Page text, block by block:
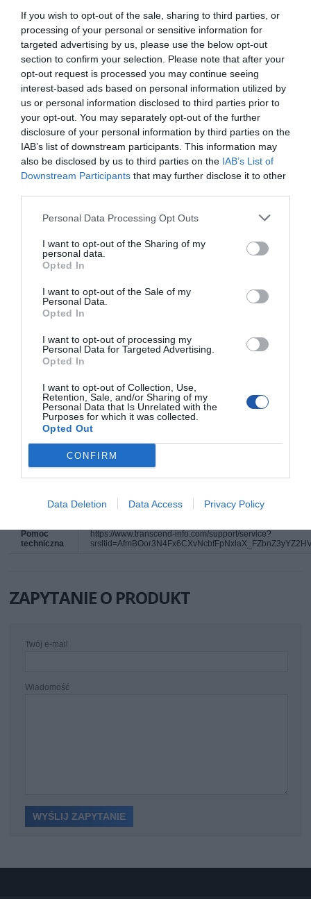
If you wish to opt-out of the sale, sharing to third parties, or
processing of your personal or sensitive information for
targeted advertising by us, please use the below opt-out
section to confirm your selection. Please note that after your
opt-out request is processed you may continue seeing
interest-based ads based on personal information utilized by
us or personal information disclosed to third parties prior to
your opt-out. You may separately opt-out of the further
disclosure of your personal information by third parties on the
IAB’s list of downstream participants. This information may
also be disclosed by us to third parties on the IAB’s List of
Downstream Participants that may further disclose it to other
Personal Data Processing Opt Outs
I want to opt-out of the Sharing of my
personal data.
Opted In
I want to opt-out of the Sale of my
Personal Data.
Opted In
I want to opt-out of processing my
Personal Data for Targeted Advertising.
Opted In
I want to opt-out of Collection, Use,
Retention, Sale, and/or Sharing of my
Personal Data that Is Unrelated with the
Purposes for which it was collected.
Opted Out
CONFIRM
Data Deletion Data Access Privacy Policy
Interfejs
pamięci
USB 2.0
Szybkość
32 MB/s
Szybkość
12 MB/s
Wbudowany
czytnik kart
pamięci
Tak
Szerokość 60.900 mm
Wysokość 8.500 mm
Głębokość 19.300 mm
Obsługiwane
Microsoft Windows 2000
Microsoft Windows Vista
Więcej
informacji
www.transcend-info.com [LINK]
konfiguracji oraz zmian występujących w procesie produkcyjnym.
INFORMACJE HANDLOWE
producenta
TS32GJF600
producenta
Transcend Information, Inc.
No. 2, Creation Road III
Telefon: +886 3 578 0256
Pomoc
techniczna
https://www.transcend-info.com/support/service?
ZAPYTANIE O PRODUKT
Twój e-mail
Wiadomość